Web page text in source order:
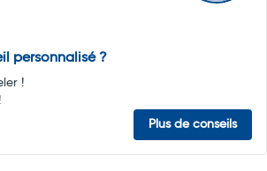
personnalisé ?
!
Plus de conseils